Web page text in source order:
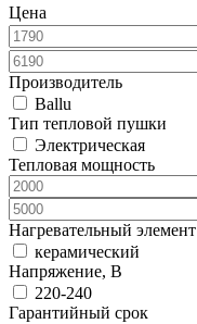
Цена
Производитель
Ballu
Тип тепловой пушки
Электрическая
Тепловая мощность
Нагревательный элемент
керамический
Напряжение, В
220-240
Гарантийный срок